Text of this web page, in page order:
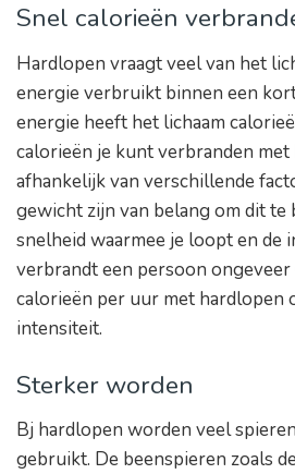
Snel calorieën
Hardlopen vraagt veel van het
energie verbruikt binnen een
energie heeft het lichaam
calorieën je kunt verbranden met
afhankelijk van verschillende
gewicht zijn van belang om dit te
snelheid waarmee je loopt en de
verbrandt een persoon
calorieën per uur met hardlopen
intensiteit.
Sterker worden
Bj hardlopen worden veel
gebruikt. De beenspieren zoals